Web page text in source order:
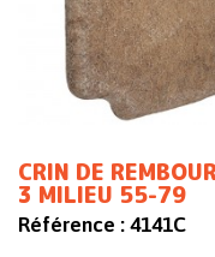
CRIN DE
3 MILIEU 55-79
Référence : 4141C